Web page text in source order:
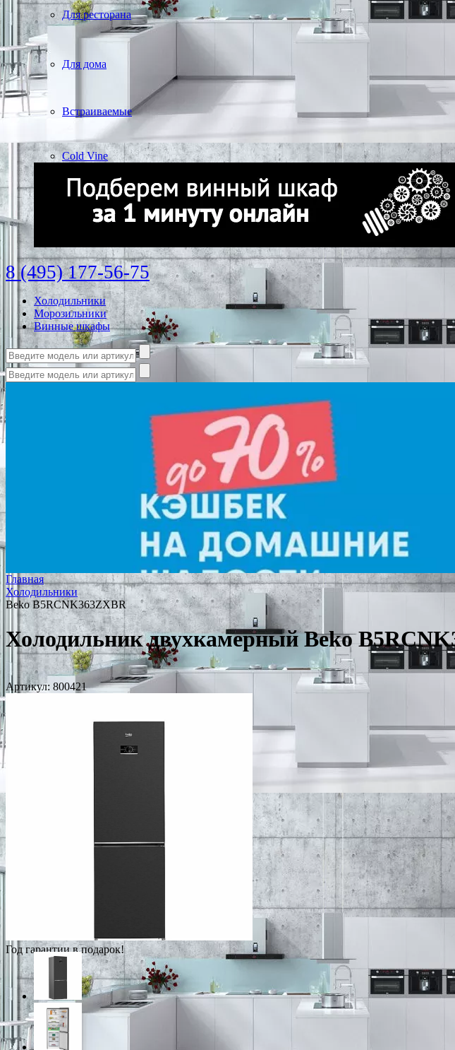
Для ресторана
Для дома
Встраиваемые
Cold Vine
8 (495) 177-56-75
Холодильники
Морозильники
Винные шкафы
Главная
Холодильники
Beko B5RCNK363ZXBR
Холодильник двухкамерный Beko
Артикул: 800421
Год гарантии в подарок!